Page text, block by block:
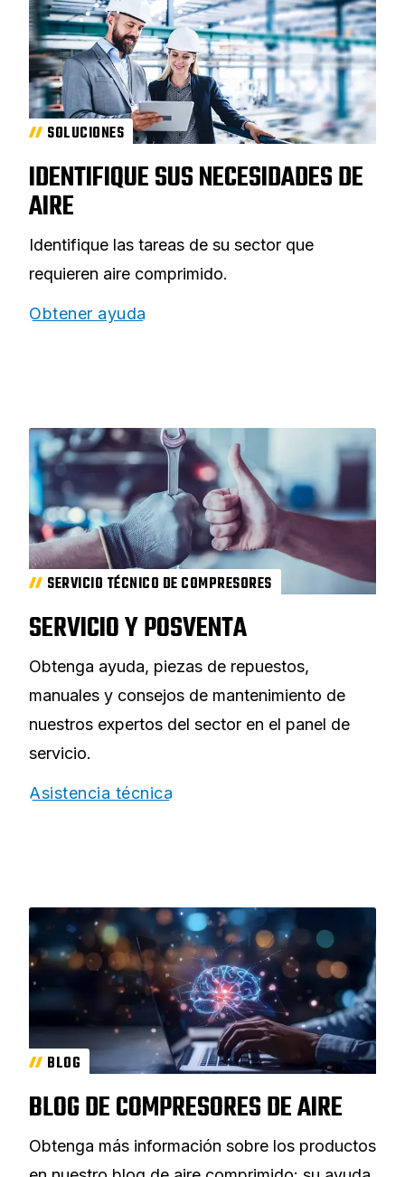
SOLUCIONES
IDENTIFIQUE SUS NECESIDADES DE
AIRE
Identifique las tareas de su sector que
requieren aire comprimido.
Obtener ayuda
SERVICIO TÉCNICO DE COMPRESORES
SERVICIO Y POSVENTA
Obtenga ayuda, piezas de repuestos,
manuales y consejos de mantenimiento de
nuestros expertos del sector en el panel de
servicio.
Asistencia técnica
BLOG
BLOG DE COMPRESORES DE AIRE
Obtenga más información sobre los productos